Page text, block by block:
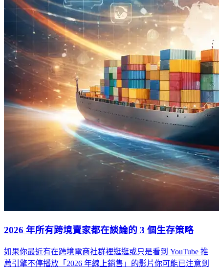
2026 年所有跨境賣家都在談論的 3 個生存策略
如果你最近有在跨境電商社群裡逛逛或只是看到 YouTube 推
薦引擎不停播放「2026 年線上銷售」的影片你可能已注意到